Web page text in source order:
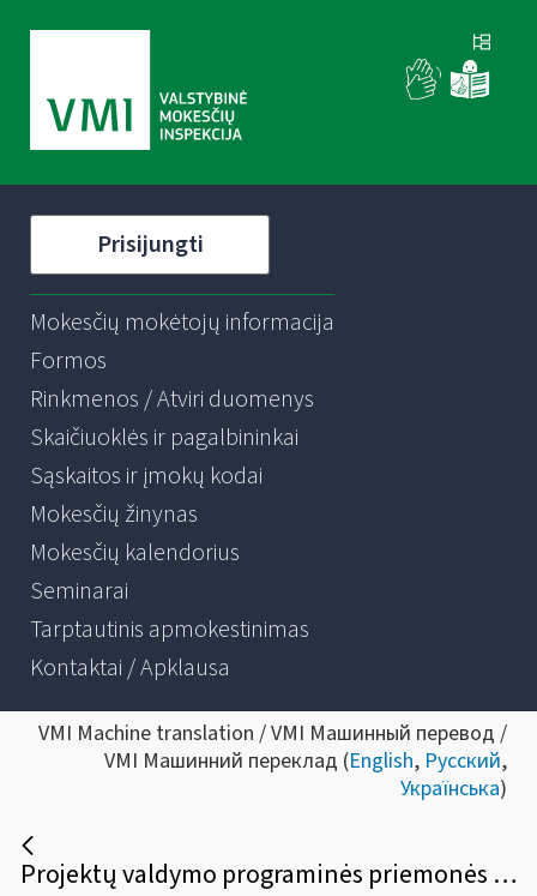
Prisijungti
Mokesčių mokėtojų informacija
Formos
Rinkmenos / Atviri duomenys
Skaičiuoklės ir pagalbininkai
Sąskaitos ir įmokų kodai
Mokesčių žinynas
Mokesčių kalendorius
Seminarai
Tarptautinis apmokestinimas
Kontaktai / Apklausa
VMI Machine translation / VMI Машинный перевод /
VMI Машинний переклад (English, Русский,
Українська)
Projektų valdymo programinės priemonės viešasis pirkimas